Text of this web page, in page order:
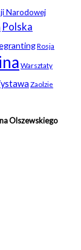
Narodowej
Polska
Rosja
Warsztaty
Zaolzie
Olszewskiego